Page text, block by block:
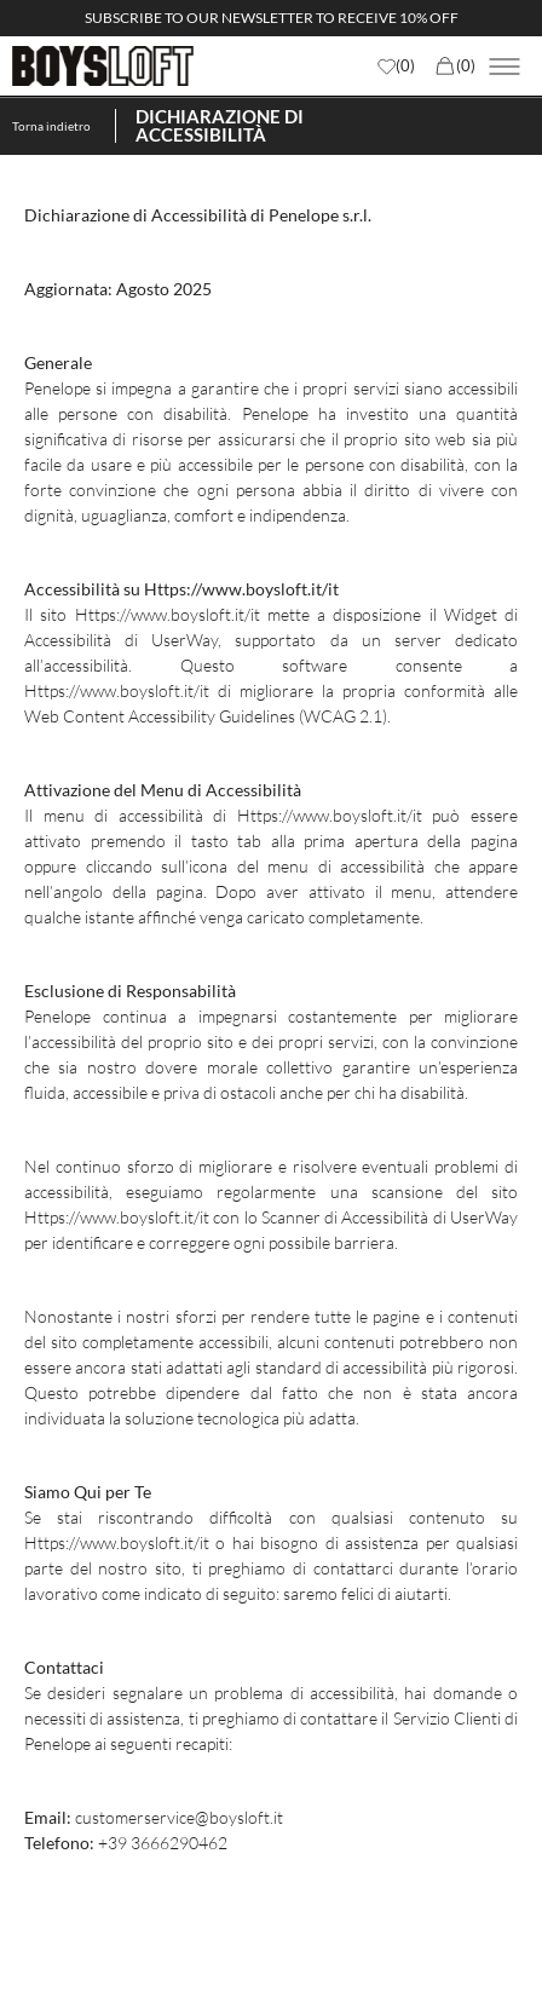
SUBSCRIBE TO OUR NEWSLETTER TO RECEIVE 10% OFF
(0) (0)
Torna indietro
DICHIARAZIONE DI
ACCESSIBILITÀ
Dichiarazione di Accessibilità di Penelope s.r.l.
Aggiornata: Agosto 2025
Generale
Penelope si impegna a garantire che i propri servizi siano accessibili
alle persone con disabilità. Penelope ha investito una quantità
significativa di risorse per assicurarsi che il proprio sito web sia più
facile da usare e più accessibile per le persone con disabilità, con la
forte convinzione che ogni persona abbia il diritto di vivere con
dignità, uguaglianza, comfort e indipendenza.
Accessibilità su Https://www.boysloft.it/it
Il sito Https://www.boysloft.it/itmette a disposizione il Widget di
Accessibilità di UserWay, supportato da un server dedicato
all’accessibilità. Questo software consente a
Https://www.boysloft.it/it di migliorare la propria conformità alle
Web Content Accessibility Guidelines (WCAG 2.1).
Attivazione del Menu di Accessibilità
Il menu di accessibilità di Https://www.boysloft.it/itpuò essere
attivato premendo il tasto tab alla prima apertura della pagina
oppure cliccando sull’icona del menu di accessibilità che appare
nell’angolo della pagina. Dopo aver attivato il menu, attendere
qualche istante affinché venga caricato completamente.
Esclusione di Responsabilità
Penelope continua a impegnarsi costantemente per migliorare
l’accessibilità del proprio sito e dei propri servizi, con la convinzione
che sia nostro dovere morale collettivo garantire un’esperienza
fluida, accessibile e priva di ostacoli anche per chi ha disabilità.
Nel continuo sforzo di migliorare e risolvere eventuali problemi di
accessibilità, eseguiamo regolarmente una scansione del sito
Https://www.boysloft.it/itcon lo Scanner di Accessibilità di UserWay
per identificare e correggere ogni possibile barriera.
Nonostante i nostri sforzi per rendere tutte le pagine e i contenuti
del sito completamente accessibili, alcuni contenuti potrebbero non
essere ancora stati adattati agli standard di accessibilità più rigorosi.
Questo potrebbe dipendere dal fatto che non è stata ancora
individuata la soluzione tecnologica più adatta.
Siamo Qui per Te
Se stai riscontrando difficoltà con qualsiasi contenuto su
Https://www.boysloft.it/it o hai bisogno di assistenza per qualsiasi
parte del nostro sito, ti preghiamo di contattarci durante l’orario
lavorativo come indicato di seguito: saremo felici di aiutarti.
Contattaci
Se desideri segnalare un problema di accessibilità, hai domande o
necessiti di assistenza, ti preghiamo di contattare il Servizio Clienti di
Penelope ai seguenti recapiti:
Email: customerservice@boysloft.it
Telefono: +39 3666290462